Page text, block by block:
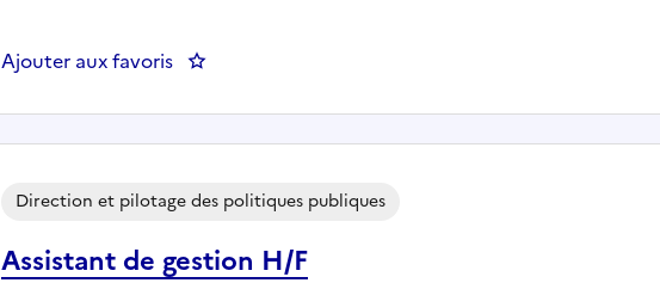
Ajouter aux favoris : Sous-directeur des réseaux et des usages numériques
Assistant de gestion H/F
Direction et pilotage des politiques publiques